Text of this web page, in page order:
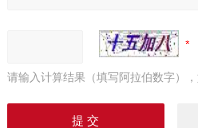
请输入计算结果（填写阿拉伯数字）